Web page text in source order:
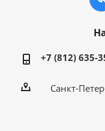
+7 (812) 635-
Санкт-